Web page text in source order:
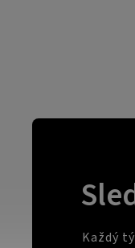
Každý